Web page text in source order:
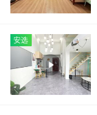
安选